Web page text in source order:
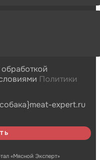
Политики
expert.ru
«Мясной Эксперт»